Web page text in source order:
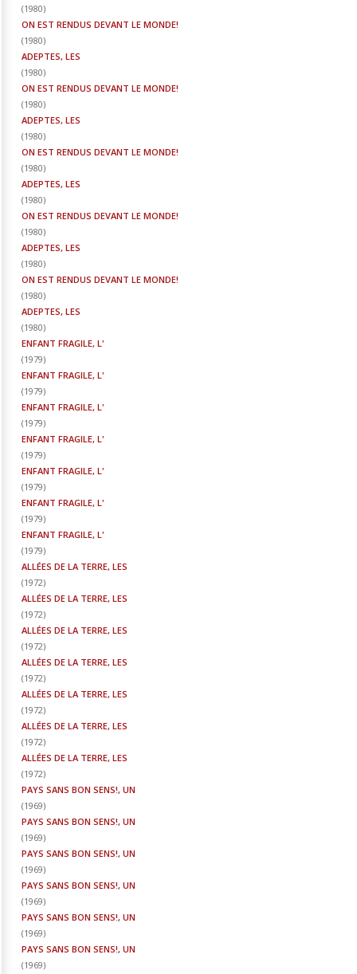
(1980)
ON EST RENDUS DEVANT LE MONDE!
(1980)
ADEPTES, LES
(1980)
ON EST RENDUS DEVANT LE MONDE!
(1980)
ADEPTES, LES
(1980)
ON EST RENDUS DEVANT LE MONDE!
(1980)
ADEPTES, LES
(1980)
ON EST RENDUS DEVANT LE MONDE!
(1980)
ADEPTES, LES
(1980)
ON EST RENDUS DEVANT LE MONDE!
(1980)
ADEPTES, LES
(1980)
ENFANT FRAGILE, L'
(1979)
ENFANT FRAGILE, L'
(1979)
ENFANT FRAGILE, L'
(1979)
ENFANT FRAGILE, L'
(1979)
ENFANT FRAGILE, L'
(1979)
ENFANT FRAGILE, L'
(1979)
ENFANT FRAGILE, L'
(1979)
ALLÉES DE LA TERRE, LES
(1972)
ALLÉES DE LA TERRE, LES
(1972)
ALLÉES DE LA TERRE, LES
(1972)
ALLÉES DE LA TERRE, LES
(1972)
ALLÉES DE LA TERRE, LES
(1972)
ALLÉES DE LA TERRE, LES
(1972)
ALLÉES DE LA TERRE, LES
(1972)
PAYS SANS BON SENS!, UN
(1969)
PAYS SANS BON SENS!, UN
(1969)
PAYS SANS BON SENS!, UN
(1969)
PAYS SANS BON SENS!, UN
(1969)
PAYS SANS BON SENS!, UN
(1969)
PAYS SANS BON SENS!, UN
(1969)